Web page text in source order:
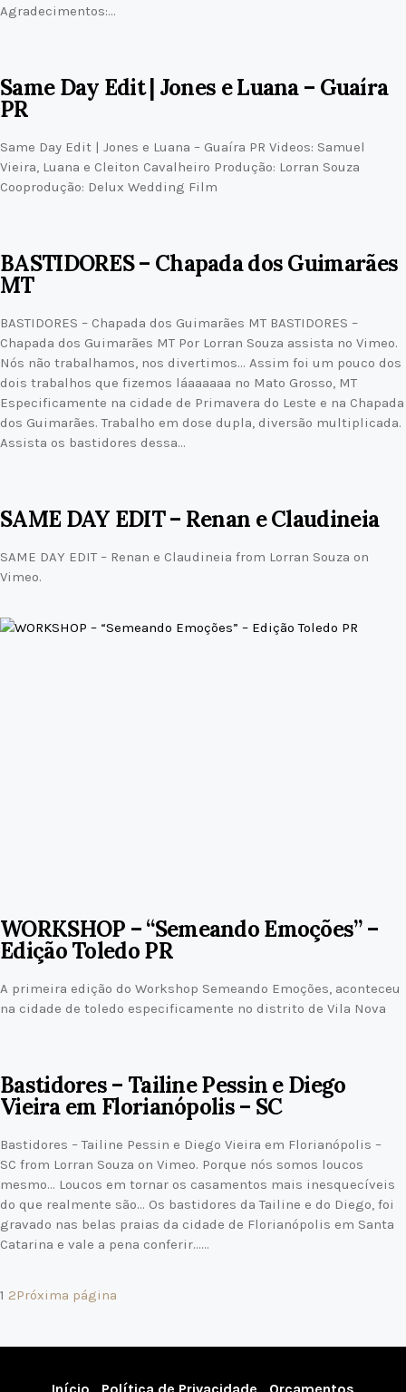
Agradecimentos:…
Same Day Edit | Jones e Luana – Guaíra
PR
Same Day Edit | Jones e Luana – Guaíra PR Videos: Samuel
Vieira, Luana e Cleiton Cavalheiro Produção: Lorran Souza
Cooprodução: Delux Wedding Film
BASTIDORES – Chapada dos Guimarães
MT
BASTIDORES – Chapada dos Guimarães MT BASTIDORES –
Chapada dos Guimarães MT Por Lorran Souza assista no Vimeo.
Nós não trabalhamos, nos divertimos… Assim foi um pouco dos
dois trabalhos que fizemos láaaaaaa no Mato Grosso, MT
Especificamente na cidade de Primavera do Leste e na Chapada
dos Guimarães. Trabalho em dose dupla, diversão multiplicada.
Assista os bastidores dessa…
SAME DAY EDIT – Renan e Claudineia
SAME DAY EDIT – Renan e Claudineia from Lorran Souza on
Vimeo.
WORKSHOP – “Semeando Emoções” –
Edição Toledo PR
A primeira edição do Workshop Semeando Emoções, aconteceu
na cidade de toledo especificamente no distrito de Vila Nova
Bastidores – Tailine Pessin e Diego
Vieira em Florianópolis – SC
Bastidores – Tailine Pessin e Diego Vieira em Florianópolis –
SC from Lorran Souza on Vimeo. Porque nós somos loucos
mesmo… Loucos em tornar os casamentos mais inesquecíveis
do que realmente são… Os bastidores da Tailine e do Diego, foi
gravado nas belas praias da cidade de Florianópolis em Santa
Catarina e vale a pena conferir……
1 2Próxima página